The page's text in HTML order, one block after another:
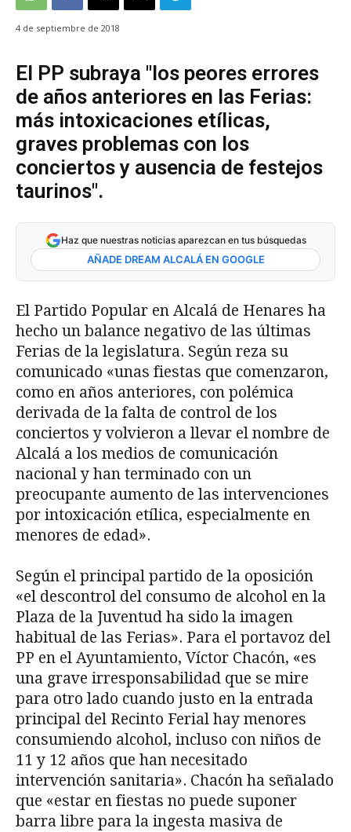
4 de septiembre de 2018
El PP subraya "los peores errores
de años anteriores en las Ferias:
más intoxicaciones etílicas,
graves problemas con los
conciertos y ausencia de festejos
taurinos".
Haz que nuestras noticias aparezcan en tus búsquedas
AÑADE DREAM ALCALÁ EN GOOGLE
El Partido Popular en Alcalá de Henares ha
hecho un balance negativo de las últimas
Ferias de la legislatura. Según reza su
comunicado «unas fiestas que comenzaron,
como en años anteriores, con polémica
derivada de la falta de control de los
conciertos y volvieron a llevar el nombre de
Alcalá a los medios de comunicación
nacional y han terminado con un
preocupante aumento de las intervenciones
por intoxicación etílica, especialmente en
menores de edad».
Según el principal partido de la oposición
«el descontrol del consumo de alcohol en la
Plaza de la Juventud ha sido la imagen
habitual de las Ferias». Para el portavoz del
PP en el Ayuntamiento, Víctor Chacón, «es
una grave irresponsabilidad que se mire
para otro lado cuando justo en la entrada
principal del Recinto Ferial hay menores
consumiendo alcohol, incluso con niños de
11 y 12 años que han necesitado
intervención sanitaria». Chacón ha señalado
que «estar en fiestas no puede suponer
barra libre para la ingesta masiva de